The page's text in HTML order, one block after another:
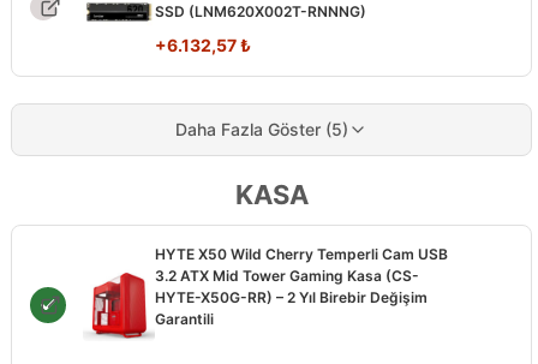
SSD (LNM620X002T-RNNNG)
+6.132,57₺
Daha Fazla Göster (5)
KASA
HYTE X50 Wild Cherry Temperli Cam USB
3.2 ATX Mid Tower Gaming Kasa (CS-
HYTE-X50G-RR) – 2 Yıl Birebir Değişim
Garantili